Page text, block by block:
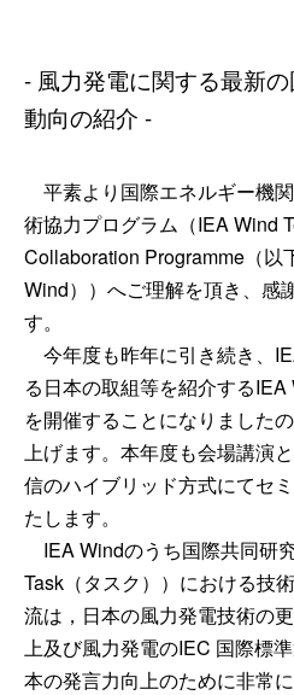
- 風力発電に関する最新
動向の紹介 -
平素より国際エネルギー機
術協力プログラム（IEA Wind
Collaboration Programme（以
Wind））へご理解を頂き、感
す。
今年度も昨年に引き続き、
る日本の取組等を紹介する
を開催することになりました
上げます。本年度も会場講演
信のハイブリッド方式にてセ
たします。
IEA Windのうち国際共同研
Task（タスク））における技
流は，日本の風力発電技術の
上及び風力発電のIEC 国際標
本の発言力向上のために非常